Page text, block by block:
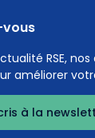
RSE,
améliorer
à la